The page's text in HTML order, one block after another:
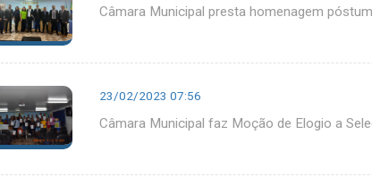
Câmara Municipal presta homenagem
23/02/2023 07:56
Câmara Municipal faz Moção de Elogio a